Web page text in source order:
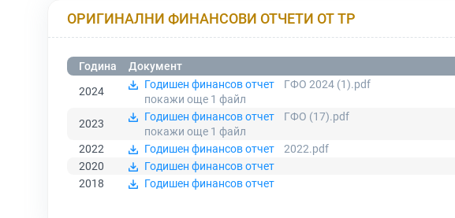
ОРИГИНАЛНИ ФИНАНСОВИ ОТЧЕТИ ОТ ТР
Година
Документ
2024
Годишен финансов отчет
ГФО 2024 (1).pdf
покажи още 1 файл
2023
Годишен финансов отчет
ГФО (17).pdf
покажи още 1 файл
2022
Годишен финансов отчет
2022.pdf
2020
Годишен финансов отчет
2018
Годишен финансов отчет